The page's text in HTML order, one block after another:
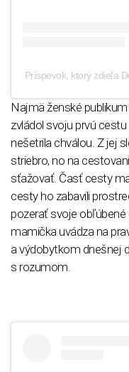
Príspevok, ktorý zdieľa
Najmä ženské
zvládol svoju prvú
nešetrila chválou. Z jej
striebro, no na
sťažovať. Časť cesty
cesty ho zabavili
pozerať svoje
mamička uvádza na
a výdobytkom dnešnej
s rozumom.